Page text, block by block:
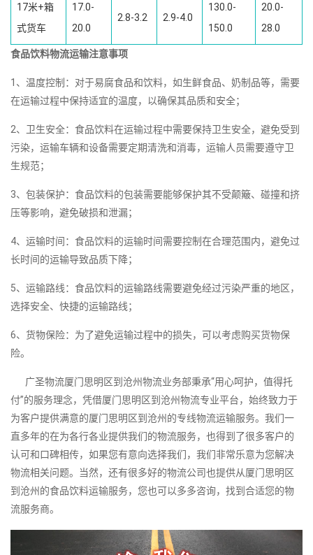
17米+箱
式货车
17.0-
20.0
2.8-3.2 2.9-4.0
130.0-
150.0
20.0-
28.0
食品饮料物流运输注意事项
1、温度控制：对于易腐食品和饮料，如生鲜食品、奶制品等，需要
在运输过程中保持适宜的温度，以确保其品质和安全；
2、卫生安全：食品饮料在运输过程中需要保持卫生安全，避免受到
污染，运输车辆和设备需要定期清洗和消毒，运输人员需要遵守卫
生规范；
3、包装保护：食品饮料的包装需要能够保护其不受颠簸、碰撞和挤
压等影响，避免破损和泄漏；
4、运输时间：食品饮料的运输时间需要控制在合理范围内，避免过
长时间的运输导致品质下降；
5、运输路线：食品饮料的运输路线需要避免经过污染严重的地区，
选择安全、快捷的运输路线；
6、货物保险：为了避免运输过程中的损失，可以考虑购买货物保
险。
广圣物流厦门思明区到沧州物流业务部秉承“用心呵护，值得托
付”的服务理念，凭借厦门思明区到沧州物流专业平台，始终致力于
为客户提供满意的厦门思明区到沧州的专线物流运输服务。我们一
直多年的在为各行各业提供我们的物流服务，也得到了很多客户的
认可和口碑相传，如果您有意向选择我们，我们非常乐意为您解决
物流相关问题。当然，还有很多好的物流公司也提供从厦门思明区
到沧州的食品饮料运输服务，您也可以多多咨询，找到合适您的物
流服务商。